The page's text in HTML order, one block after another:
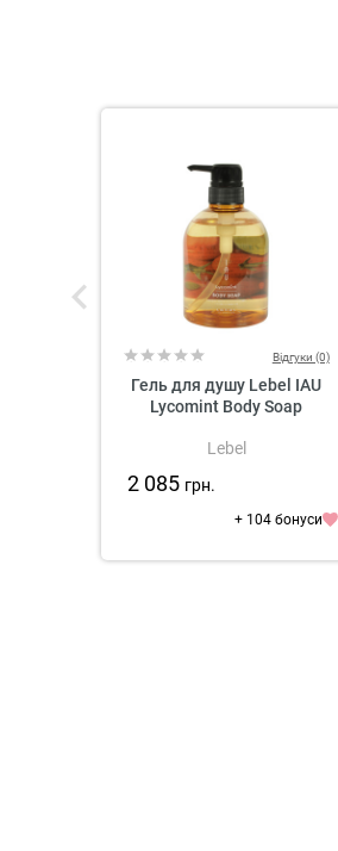
Відгуки (0)
Гель для душу Lebel IAU
Lycomint Body Soap
Lebel
2 085 грн.
+ 104 бонуси